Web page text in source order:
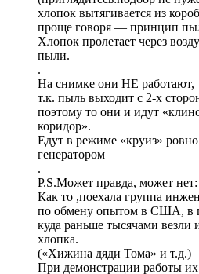
хлопок вытягивается из
проще говоря — принцип
Хлопок пролетает через
пыли.
.
На снимке они НЕ работают,
т.к. пыль выходит с 2-х
поэтому то они и идут
коридор».
Едут в режиме «круиз»
генератором
.
P.S.Может правда, может нет:
Как то ,поехала группа
по обмену опытом в США, в
куда раньше тысячами везли
хлопка.
(«Хижина дяди Тома» и т.д.)
При демонстрации работы